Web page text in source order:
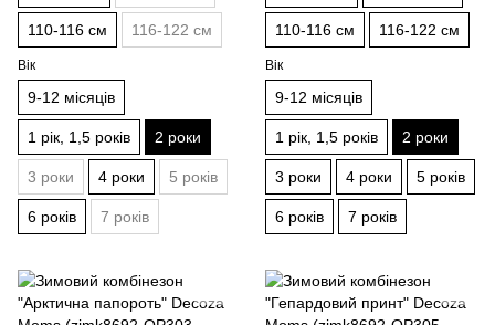
110-116 см 116-122 см
Вік
9-12 місяців
1 рік, 1,5 років 2 роки
3 роки 4 роки 5 років
6 років 7 років
110-116 см 116-122 см
Вік
9-12 місяців
1 рік, 1,5 років 2 роки
3 роки 4 роки 5 років
6 років 7 років